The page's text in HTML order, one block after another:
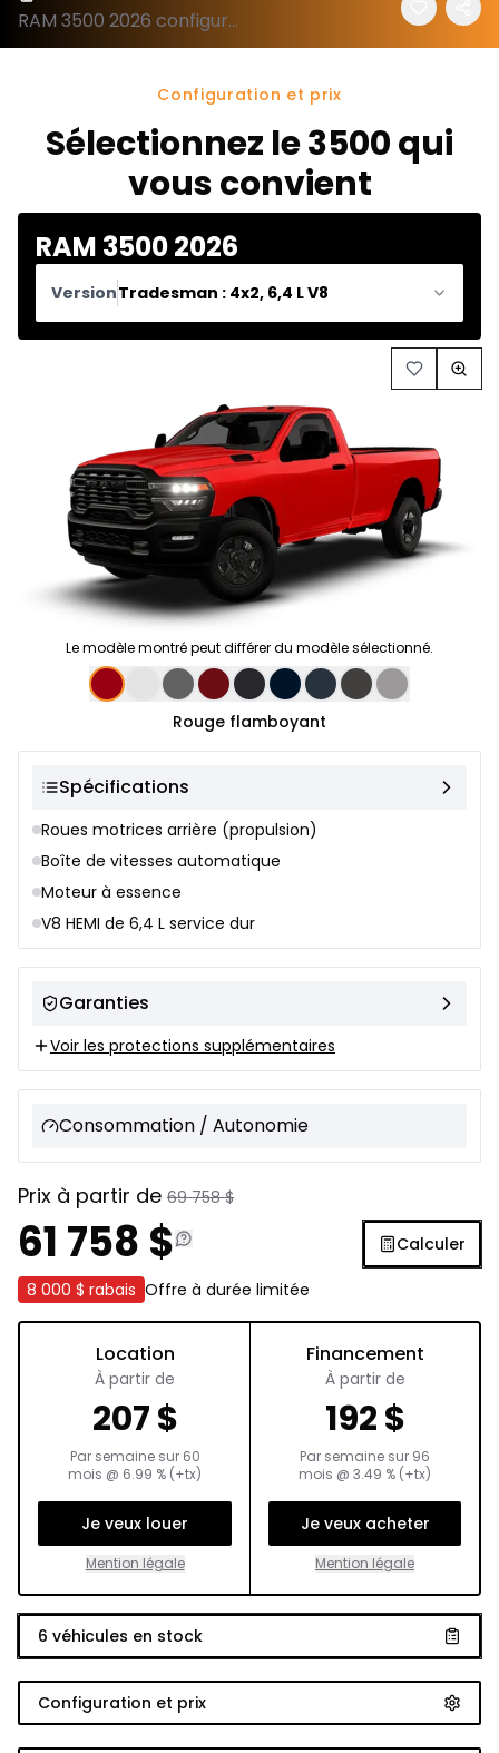
RAM 3500 2026 configuration et prix
Configuration et prix
Sélectionnez le 3500 qui
vous convient
RAM 3500 2026
VersionTradesman : 4x2, 6,4 L V8
Le modèle montré peut différer du modèle sélectionné.
Sélection de couleur
Rouge flamboyant
Spécifications
Roues motrices arrière (propulsion)
Boîte de vitesses automatique
Moteur à essence
V8 HEMI de 6,4 L service dur
Garanties
Voir les protections supplémentaires
Consommation / Autonomie
Prix à partir de 69 758$
61 758 $ Calculer
8 000 $ rabais Offre à durée limitée
Location
À partir de
207$
Par semaine sur 60
mois @ 6.99 % (+tx)
Je veux louer
Mention légale
Financement
À partir de
192$
Par semaine sur 96
mois @ 3.49 % (+tx)
Je veux acheter
Mention légale
6 véhicules en stock
Configuration et prix